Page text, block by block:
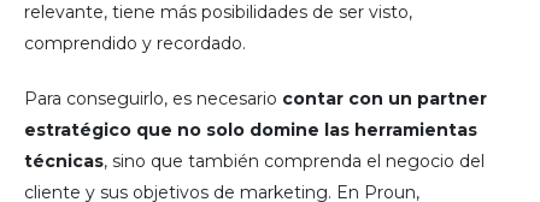
relevante, tiene más posibilidades de ser visto,
comprendido y recordado.
Para conseguirlo, es necesario contar con un partner
estratégico que no solo domine las herramientas
técnicas, sino que también comprenda el negocio del
cliente y sus objetivos de marketing. En Proun,